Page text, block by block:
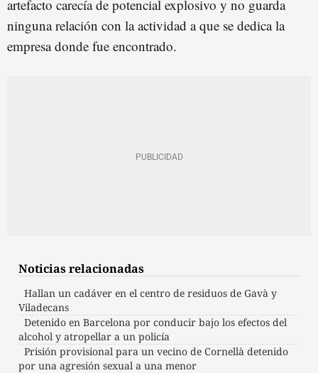
artefacto carecía de potencial explosivo y no guarda
ninguna relación con la actividad a que se dedica la
empresa donde fue encontrado.
Noticias relacionadas
Hallan un cadáver en el centro de residuos de Gavà y
Viladecans
Detenido en Barcelona por conducir bajo los efectos del
alcohol y atropellar a un policía
Prisión provisional para un vecino de Cornellà detenido
por una agresión sexual a una menor